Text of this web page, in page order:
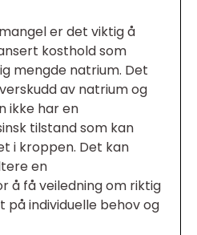
er det viktig å
kosthold som
mengde natrium. Det
av natrium og
ikke har en
tilstand som kan
i kroppen. Det kan
en
få veiledning om riktig
individuelle behov og